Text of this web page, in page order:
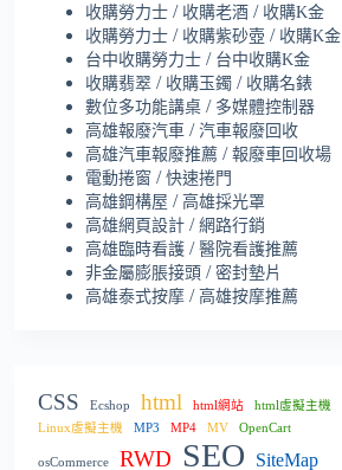
收購勞力士 / 收購老酒 / 收購K金
收購勞力士 / 收購紫砂壺 / 收購K金
台中收購勞力士 / 台中收購K金
收購翡翠 / 收購玉鐲 / 收購名錶
數位多功能講桌 / 多媒體控制器
高雄報廢汽車 /汽車報廢回收
高雄汽車報廢推薦 /報廢車回收場
電動捲窗 /快速捲門
高雄鋼構屋 /高雄採光罩
高雄網頁設計 /網路行銷
高雄臨時看護 /醫院看護推薦
非金屬膨脹接頭 /密封墊片
高雄泰式按摩 /高雄按摩推薦
CSS Ecshop html html網站
html虛擬主機
Linux虛擬主機
MP3 MP4 MV OpenCart
osCommerce RWD SEO SiteMap